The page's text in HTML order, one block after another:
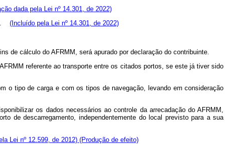
dada pela Lei nº 14.301, de 2022)
(Incluído pela Lei nº 14.301, de 2022)
de cálculo do AFRMM, será apurado por declaração do contribuinte.
referente ao transporte entre os citados portos, se este já tiver sido
o tipo de carga e com os tipos de navegação, levando em consideração
os dados necessários ao controle da arrecadação do AFRMM,
de descarregamento, independentemente do local previsto para a sua
Lei nº 12.599, de 2012) (Produção de efeito)